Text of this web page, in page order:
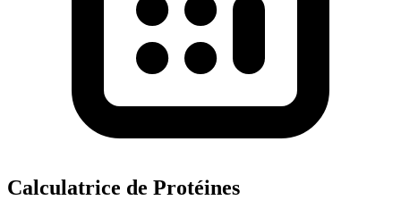
Calculatrice de Protéines